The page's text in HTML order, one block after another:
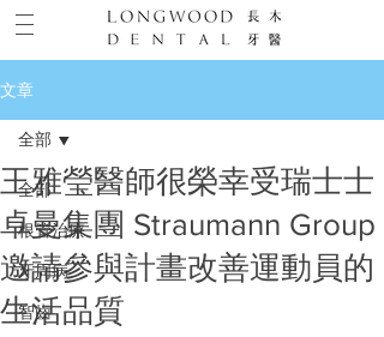
文章
全部
根管治療
牙周病
智齒
全部
王雅瑩醫師很榮幸受瑞士士
卓曼集團 Straumann Group
邀請參與計畫改善運動員的
生活品質